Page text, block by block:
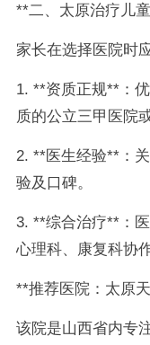
**二、太原治疗儿
家长在选择医院时
1. **资质正规**：
质的公立三甲医院
2. **医生经验**：
验及口碑。
3. **综合治疗**：
心理科、康复科协作
**推荐医院：太原
该院是山西省内专